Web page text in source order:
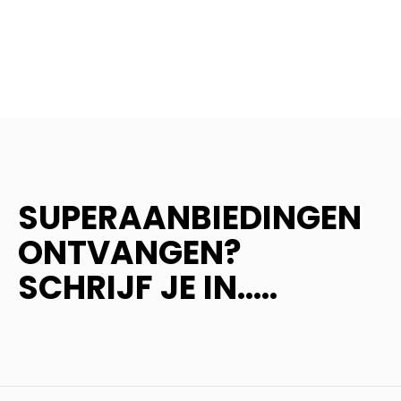
SUPERAANBIEDINGEN
ONTVANGEN?
SCHRIJF JE IN.....